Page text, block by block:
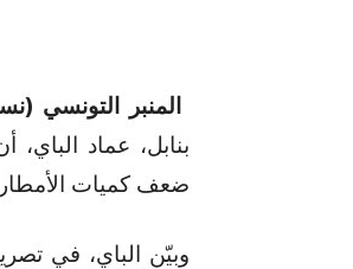
المنبر التونسي
ضعف كميات الأمطار
وبيّن الباي، في